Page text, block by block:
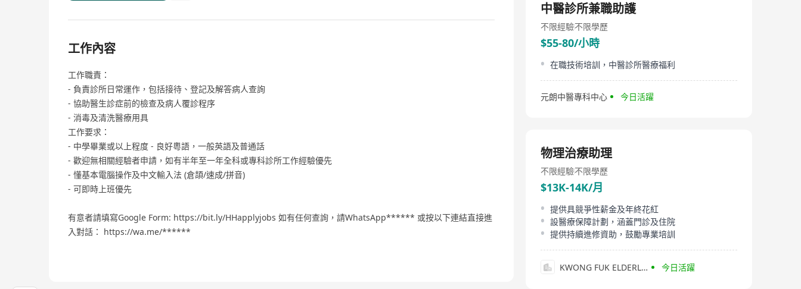
工作內容
工作職責：
- 負責診所日常運作，包括接待、登記及解答病人查詢
- 協助醫生診症前的檢查及病人覆診程序
- 消毒及清洗醫療用具
工作要求：
- 中學畢業或以上程度 - 良好粵語，一般英語及普通話
- 歡迎無相關經驗者申請，如有半年至一年全科或專科診所工作經驗優先
- 懂基本電腦操作及中文輸入法 (倉頡/速成/拼音)
- 可即時上班優先
有意者請填寫Google Form: https://bit.ly/HHapplyjobs 如有任何查詢，請WhatsApp****** 或按以下連結直接進
入對話： https://wa.me/******
中醫診所兼職助護
不限經驗不限學歷
$55-80/小時
在職技術培訓，中醫診所醫療福利
元朗中醫專科中心 今日活躍
物理治療助理
不限經驗不限學歷
$13K-14K/月
提供具競爭性薪金及年終花紅
設醫療保障計劃，涵蓋門診及住院
提供持續進修資助，鼓勵專業培訓
KWONG FUK ELDERLY CARE CENTRE（ TO KWA WAN) LIMITED 今日活躍